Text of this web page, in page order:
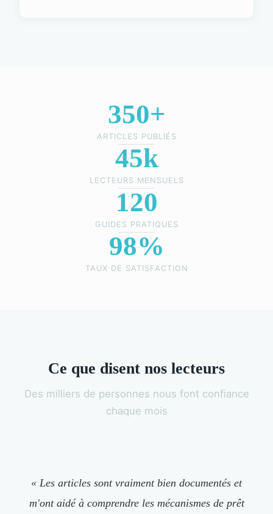
350+
ARTICLES PUBLIÉS
45k
LECTEURS MENSUELS
120
GUIDES PRATIQUES
98%
TAUX DE SATISFACTION
Ce que disent nos lecteurs
Des milliers de personnes nous font confiance
chaque mois
« Les articles sont vraiment bien documentés et
m'ont aidé à comprendre les mécanismes de prêt